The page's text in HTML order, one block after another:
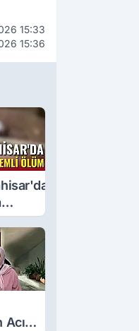
15:33
15:36
Acı